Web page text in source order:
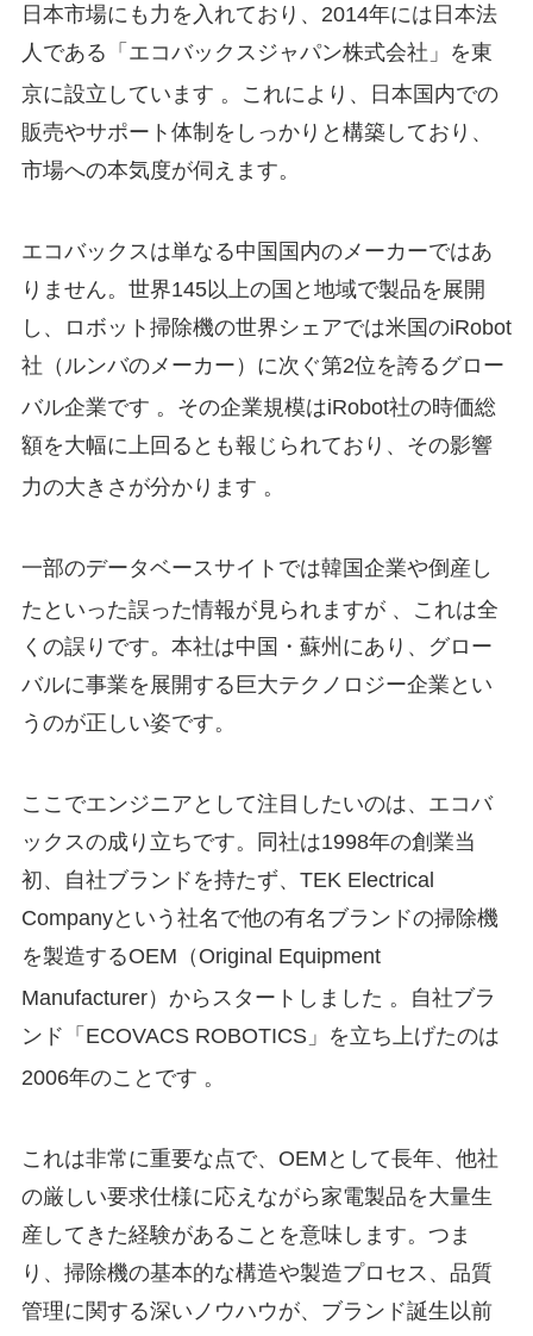
日本市場にも力を入れており、2014年には日本法
人である「エコバックスジャパン株式会社」を東
京に設立しています 。これにより、日本国内での
販売やサポート体制をしっかりと構築しており、
市場への本気度が伺えます。
エコバックスは単なる中国国内のメーカーではあ
りません。世界145以上の国と地域で製品を展開
し、ロボット掃除機の世界シェアでは米国のiRobot
社（ルンバのメーカー）に次ぐ第2位を誇るグロー
バル企業です 。その企業規模はiRobot社の時価総
額を大幅に上回るとも報じられており、その影響
力の大きさが分かります 。
一部のデータベースサイトでは韓国企業や倒産し
たといった誤った情報が見られますが 、これは全
くの誤りです。本社は中国・蘇州にあり、グロー
バルに事業を展開する巨大テクノロジー企業とい
うのが正しい姿です。
ここでエンジニアとして注目したいのは、エコバ
ックスの成り立ちです。同社は1998年の創業当
初、自社ブランドを持たず、TEK Electrical
Companyという社名で他の有名ブランドの掃除機
を製造するOEM（Original Equipment
Manufacturer）からスタートしました 。自社ブラ
ンド「ECOVACS ROBOTICS」を立ち上げたのは
2006年のことです 。
これは非常に重要な点で、OEMとして長年、他社
の厳しい要求仕様に応えながら家電製品を大量生
産してきた経験があることを意味します。つま
り、掃除機の基本的な構造や製造プロセス、品質
管理に関する深いノウハウが、ブランド誕生以前